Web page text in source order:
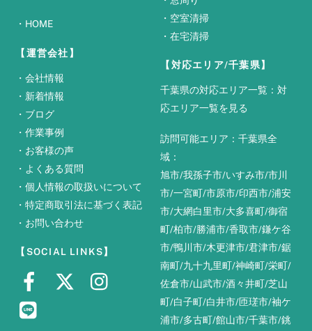
・ HOME
【運営会社】
・会社情報
・ 新着情報
・ ブログ
・作業事例
・ お客様の声
・ よくある質問
・個人情報の取扱いについて
・特定商取引法に基づく表記
・ お問い合わせ
【SOCIAL LINKS】
・ 空室清掃
・在宅清掃
【対応エリア/千葉県】
千葉県の対応エリア一覧：対
応エリア一覧を見る
訪問可能エリア：千葉県全
域：
旭市/我孫子市/いすみ市/市川
市/一宮町/市原市/印西市/浦安
市/大網白里市/大多喜町/御宿
町/柏市/勝浦市/香取市/鎌ケ谷
市/鴨川市/木更津市/君津市/鋸
南町/九十九里町/神崎町/栄町/
佐倉市/山武市/酒々井町/芝山
町/白子町/白井市/匝瑳市/袖ケ
浦市/多古町/館山市/千葉市/銚